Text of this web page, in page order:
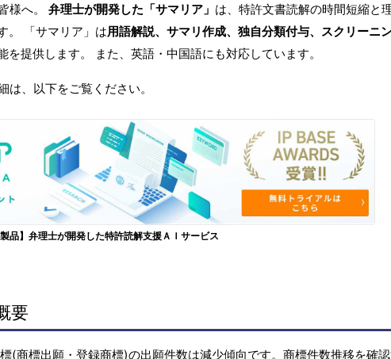
様へ。 弁理士が開発した「サマリア」 は、特許文書読解の時間短縮と
。 「サマリア」は用語解説、サマリ作成、独自分類付与、スクリーニ
提供します。 また、英語・中国語にも対応しています。
は、以下をご覧ください。
製品】弁理士が開発した特許読解支援ＡＩサービス
要
(商標出願・登録商標)の出願件数は減少傾向です。商標件数推移を確